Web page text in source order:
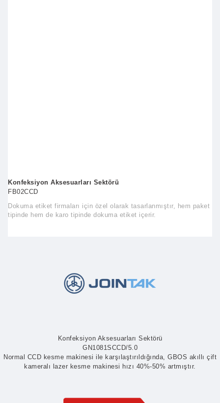
Konfeksiyon Aksesuarları Sektörü
FB02CCD
Dokuma etiket firmaları için özel olarak tasarlanmıştır, hem paket
tipinde hem de karo tipinde dokuma etiket içerir.
Konfeksiyon Aksesuarları Sektörü
GN1081SCCD/5.0
Normal CCD kesme makinesi ile karşılaştırıldığında, GBOS akıllı çift
kameralı lazer kesme makinesi hızı 40%-50% artmıştır.